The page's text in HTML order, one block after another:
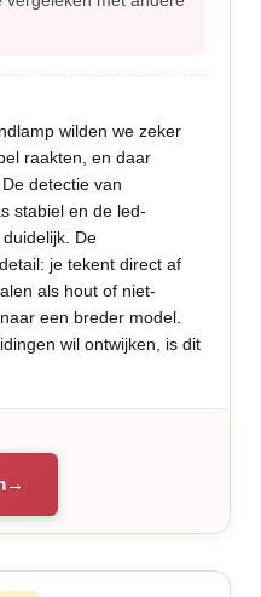
wilden we zeker
raakten, en daar
detectie van
stabiel en de led-
De
je tekent direct af
als hout of niet-
een breder model.
wil ontwijken, is dit